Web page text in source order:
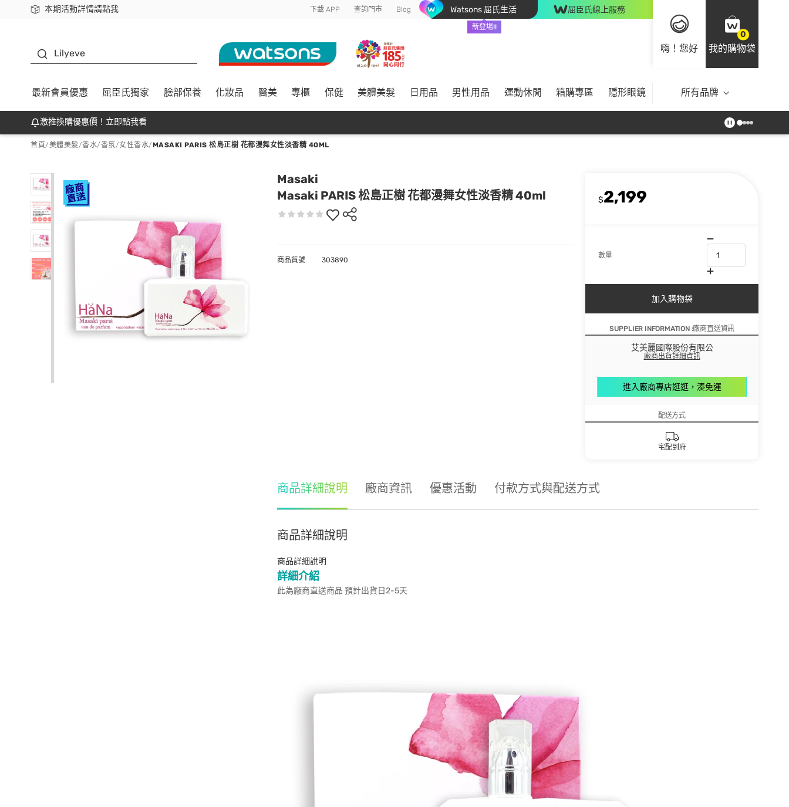
本期活動詳情請點我
下載app最高回饋$350 下載 APP 查詢門市 Blog Watsons 屈氏生活
新登場!!
屈臣氏線上服務
嗨！您好
0
我的購物袋
Lilyeve
最新會員優惠 屈臣氏獨家 臉部保養 化妝品 醫美 專櫃 保健 美體美髮 日用品 男性用品 運動休閒 箱購專區 隱形眼鏡 所有品牌
激推換購優惠價！立即點我看
首頁/美體美髮/香水/香氛/女性香水/MASAKI PARIS 松島正樹 花都漫舞女性淡香精 40ML
Masaki
Masaki PARIS 松島正樹 花都漫舞女性淡香精 40ml
$2,199
數量
加入購物袋
SUPPLIER INFORMATION :廠商直送資訊
艾美麗國際股份有限公
廠商出貨詳細資訊
進入廠商專店逛逛，湊免運
配送方式
宅配到府
商品貨號 303890
商品詳細說明 廠商資訊 優惠活動 付款方式與配送方式
商品詳細說明
商品詳細說明
詳細介紹
此為廠商直送商品 預計出貨日2-5天